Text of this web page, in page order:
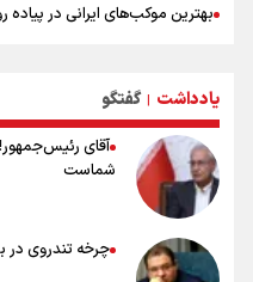
بهترین موکب‌های ایرانی در پیاده روی
۲۰ نکته دوستانه درباره پیاده روی اربعین و عراقی ها
یادداشت | گفتگو
آقای
شماست
چرخه تندروی در